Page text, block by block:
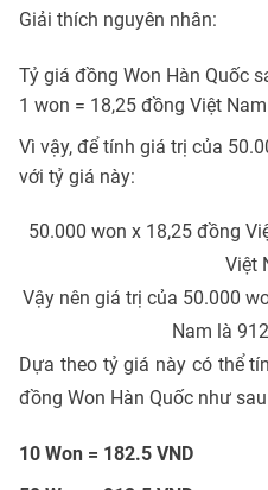
Giải thích nguyên nhân:
Tỷ giá đồng Won Hàn Quốc
1 won = 18,25 đồng Việt
Vì vậy, để tính giá trị của
với tỷ giá này:
50.000 won x 18,25 đồng
Việt
Vậy nên giá trị của 50.000
Nam là
Dựa theo tỷ giá này có thể
đồng Won Hàn Quốc như
10 Won = 182.5 VND